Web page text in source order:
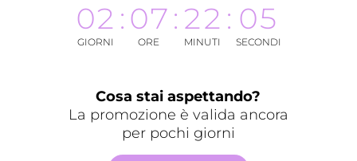
02
GIORNI
: 07
ORE
: 22
MINUTI
: 04
SECONDI
Cosa stai aspettando?
La promozione è valida ancora
per pochi giorni